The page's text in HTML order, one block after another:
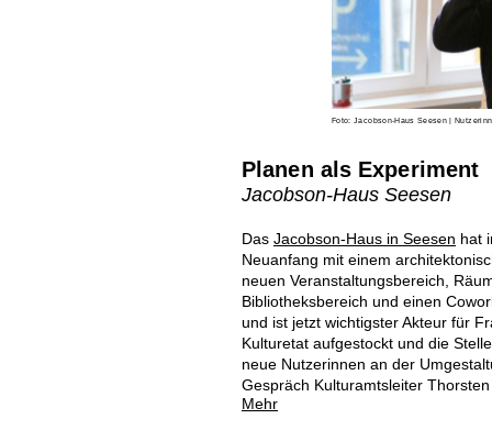
Foto: Jacobson-Haus Seesen |
Planen als Experiment
Jacobson-Haus Seesen
Das Jacobson-Haus in Seesen hat
Neuanfang mit einem
neuen Veranstaltungsbereich,
Bibliotheksbereich und einen
und ist jetzt wichtigster Akteur für
Kulturetat aufgestockt und die
neue Nutzerinnen an der
Gespräch Kulturamtsleiter
Mehr